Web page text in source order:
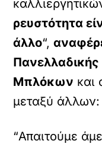
ρευστότητα
άλλο“,
Μπλόκων και
μεταξύ άλλων:
“Απαιτούμε